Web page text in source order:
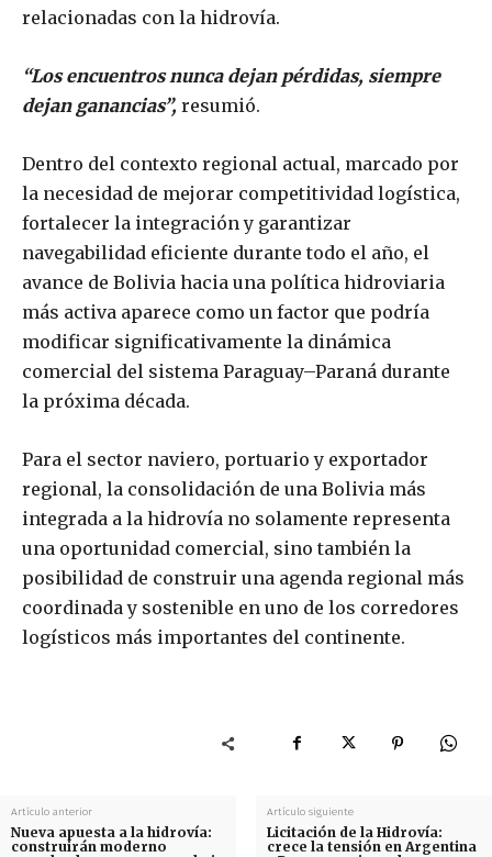
relacionadas con la hidrovía.
“Los encuentros nunca dejan pérdidas, siempre
dejan ganancias”, resumió.
Dentro del contexto regional actual, marcado por
la necesidad de mejorar competitividad logística,
fortalecer la integración y garantizar
navegabilidad eficiente durante todo el año, el
avance de Bolivia hacia una política hidroviaria
más activa aparece como un factor que podría
modificar significativamente la dinámica
comercial del sistema Paraguay–Paraná durante
la próxima década.
Para el sector naviero, portuario y exportador
regional, la consolidación de una Bolivia más
integrada a la hidrovía no solamente representa
una oportunidad comercial, sino también la
posibilidad de construir una agenda regional más
coordinada y sostenible en uno de los corredores
logísticos más importantes del continente.
Artículo anterior
Nueva apuesta a la hidrovía:
construirán moderno
Artículo siguiente
Licitación de la Hidrovía:
crece la tensión en Argentina